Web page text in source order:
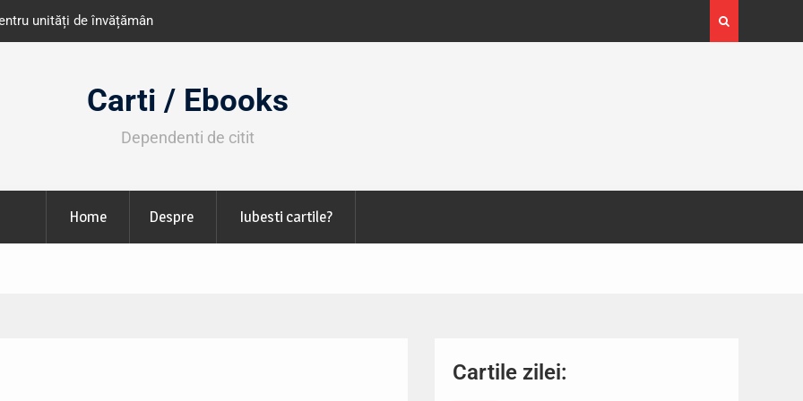
din România
octombrie
Expoziția Brâncuși de la Timișoara a atras peste
130.000 de vizitatori
Carti / Ebooks
Dependenti de citit
Home Despre Iubesti cartile?
Cartile zilei: